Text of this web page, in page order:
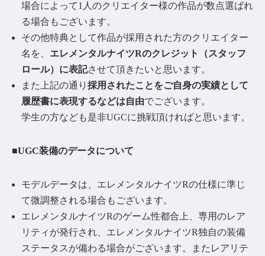
場合によって1人のクリエイター様の作品が数点選ばれ
る場合もございます。
その他特典として作品が採用された方のクリエイター
名を、 エレメンタルナイツRのクレジット（スタッフ
ロール）に表記させて頂きたいと思います。
また上記の通り 採用されたことをご自身の実績として
履歴書に表現するなどは自由でございます。
学生の方なども是非UGCに挑戦頂ければと思います。
■UGC装備のデータについて
モデルデータは、エレメンタルナイツRの仕様に準じ
て微調整される場合もございます。
エレメンタルナイツRのゲーム性都合上、専用のレア
リティが発行され、エレメンタルナイツR独自の装備
ステータスが備わる場合がございます。またレアリテ